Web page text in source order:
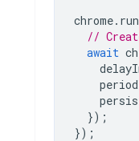
chrome.
//
await
});
});